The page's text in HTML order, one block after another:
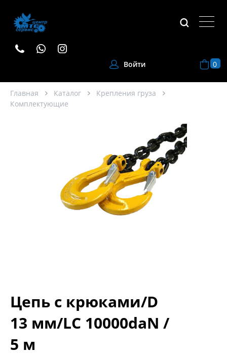
Войти 0
Главная Каталог
Крепления груза
Комплектующие
Цепь с крюками/D
13 мм/LC 10000daN /
5 м